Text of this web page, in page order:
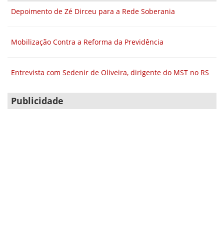
Depoimento de Zé Dirceu para a Rede Soberania
Mobilização Contra a Reforma da Previdência
Entrevista com Sedenir de Oliveira, dirigente do MST no RS
Publicidade